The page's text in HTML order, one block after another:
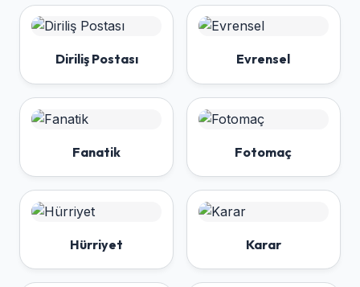
Diriliş Postası Evrensel
Fanatik Fotomaç
Hürriyet Karar